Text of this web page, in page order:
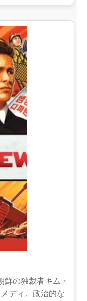
鮮の独裁者キム・
ディ。政治的な